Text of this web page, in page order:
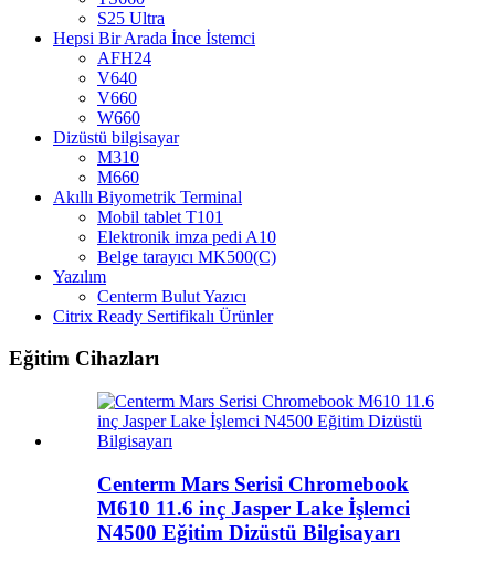
S25 Ultra
Hepsi Bir Arada İnce İstemci
AFH24
V640
V660
W660
Dizüstü bilgisayar
M310
M660
Akıllı Biyometrik Terminal
Mobil tablet T101
Elektronik imza pedi A10
Belge tarayıcı MK500(C)
Yazılım
Centerm Bulut Yazıcı
Citrix Ready Sertifikalı Ürünler
Eğitim Cihazları
Centerm Mars Serisi Chromebook
M610 11.6 inç Jasper Lake İşlemci
N4500 Eğitim Dizüstü Bilgisayarı